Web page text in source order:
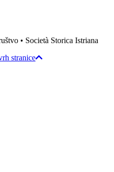
• Società Storica Istriana
stranice